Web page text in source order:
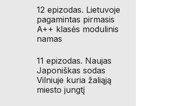
12 epizodas. Lietuvoje
pagamintas pirmasis
A++ klasės modulinis
namas
11 epizodas. Naujas
Japoniškas sodas
Vilniuje kuria žaliąją
miesto jungtį